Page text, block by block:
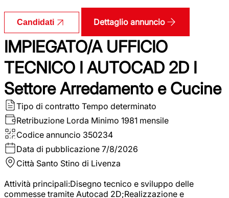
Candidati Dettaglio annuncio
IMPIEGATO/A UFFICIO
TECNICO I AUTOCAD 2D I
Settore Arredamento e Cucine
Tipo di contratto Tempo determinato
Retribuzione Lorda Minimo 1981 mensile
Codice annuncio 350234
Data di pubblicazione 7/8/2026
Città Santo Stino di Livenza
Attività principali:Disegno tecnico e sviluppo delle
commesse tramite Autocad 2D;Realizzazione e